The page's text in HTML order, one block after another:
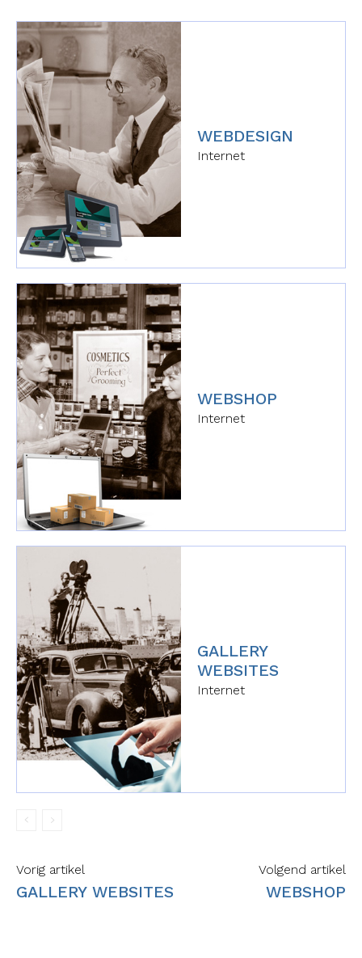
WEBDESIGN
Internet
WEBSHOP
Internet
GALLERY
WEBSITES
Internet
Vorig artikel
GALLERY WEBSITES
Volgend artikel
WEBSHOP